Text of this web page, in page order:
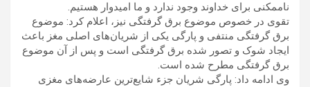
ناممکنی برای خداوند وجود ندارد و ما امیدوار هستیم.
تقوی در خصوص موضوع برق گرفتگی نیز، اعلام کرد: موضوع
برق گرفتگی منتفی و پارگی یکی از شریان‌های اصلی مغز باعث
ایجاد شوک و تصور شده برق گرفتگی است و پس از آن موضوع
برق گرفتگی مطرح شده است.
وی ادامه داد: پارگی شریان جزء شایع‌ترین عارضه‌های مغزی